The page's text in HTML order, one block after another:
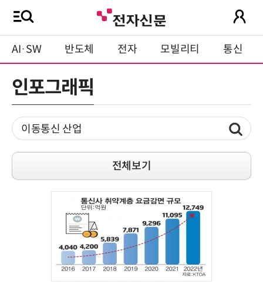
AI·SW 반도체 전자 모빌리티 통신
인포그래픽
전체보기